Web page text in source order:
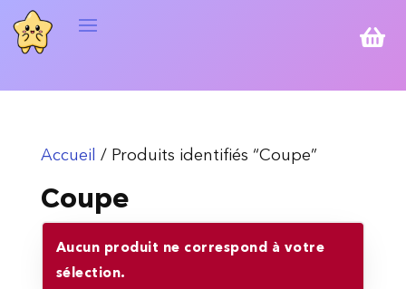

Accueil / Produits identifiés “Coupe”
Coupe
Aucun produit ne correspond à votre
sélection.